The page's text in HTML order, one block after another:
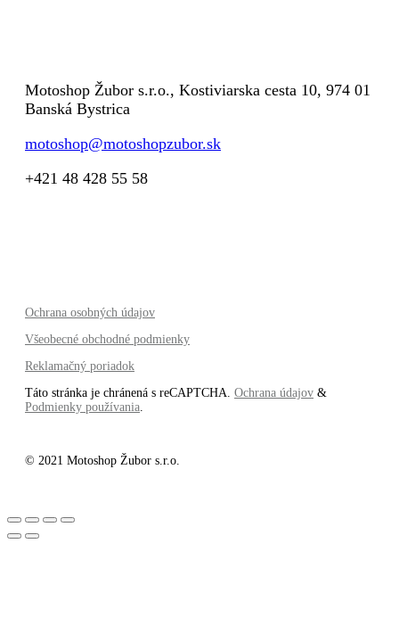
Motoshop Žubor s.r.o., Kostiviarska cesta 10, 974 01
Banská Bystrica
motoshop@motoshopzubor.sk
+421 48 428 55 58
© 2021 Motoshop Žubor s.r.o.
Ochrana osobných údajov
Všeobecné obchodné podmienky
Reklamačný poriadok
Táto stránka je chránená s reCAPTCHA. Ochrana údajov &
Podmienky používania